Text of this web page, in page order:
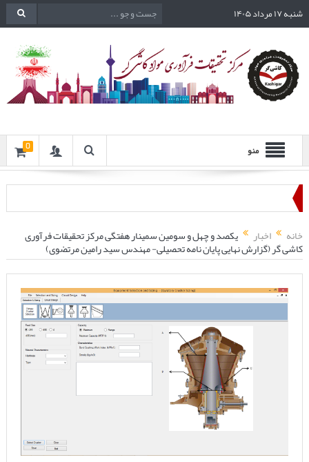
شنبه ۱۷ مرداد ۱۴۰۵
منو 0
خانه اخبار یکصد و چهل و سومین سمینار هفتگی مرکز تحقیقات فرآوری
کاشی گر (گزارش نهایی پایان نامه تحصیلی- مهندس سید رامین مرتضوی)